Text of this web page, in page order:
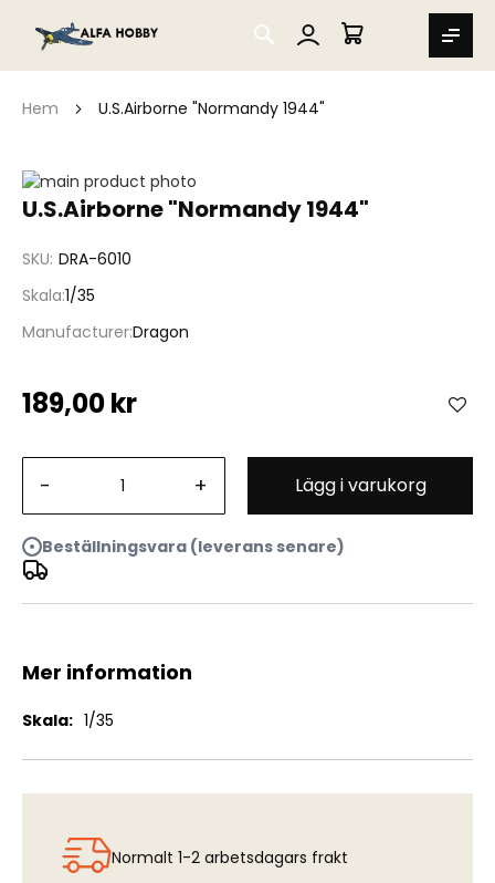
SEARCH
MIN VARUKORG
Hem U.S.Airborne "Normandy 1944"
U.S.Airborne "Normandy 1944"
SKU DRA-6010
Skala 1/35
ManufacturerDragon
189,00 kr
- + Lägg i varukorg
Beställningsvara (leverans senare)
Hoppa
till
bildgalleriet
U.S.Airborne "Normandy 1944"
Hoppa
av
bildgalleriet
Mer information
Mer
1/35
Normalt 1-2 arbetsdagars frakt